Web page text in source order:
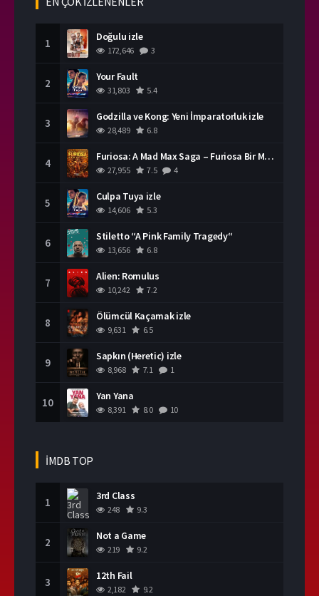
1 Doğulu izle
172,646 3
2 Your Fault
31,803 5.4
3 Godzilla ve Kong: Yeni İmparatorluk izle
28,489 6.8
4 Furiosa: A Mad Max Saga – Furiosa Bir Mad Max Destanı
27,955 7.5 4
5 Culpa Tuya izle
14,606 5.3
6 Stiletto “A Pink Family Tragedy“
13,656 6.8
7 Alien: Romulus
10,242 7.2
8 Ölümcül Kaçamak izle
9,631 6.5
9 Sapkın (Heretic) izle
8,968 7.1 1
10 Yan Yana
8,391 8.0 10
İMDB TOP
1 3rd Class
248 9.3
2 Not a Game
219 9.2
3 12th Fail
2,182 9.2